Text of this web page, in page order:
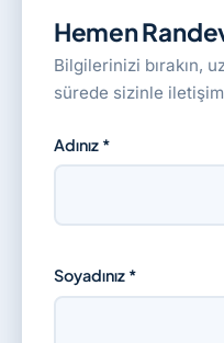
Hemen
Bilgilerinizi bırakın,
sürede sizinle
Adınız *
Soyadınız *